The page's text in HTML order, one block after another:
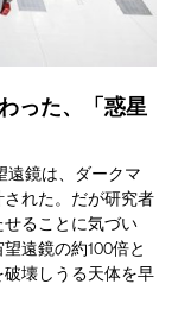
った、「惑星
遠鏡は、ダークマ
れた。だが研究者
ることに気づい
遠鏡の約100倍と
壊しうる天体を早